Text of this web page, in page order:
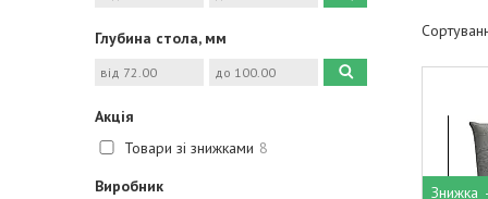
Глубина стола, мм
Акція
Товари зі знижками 8
Виробник